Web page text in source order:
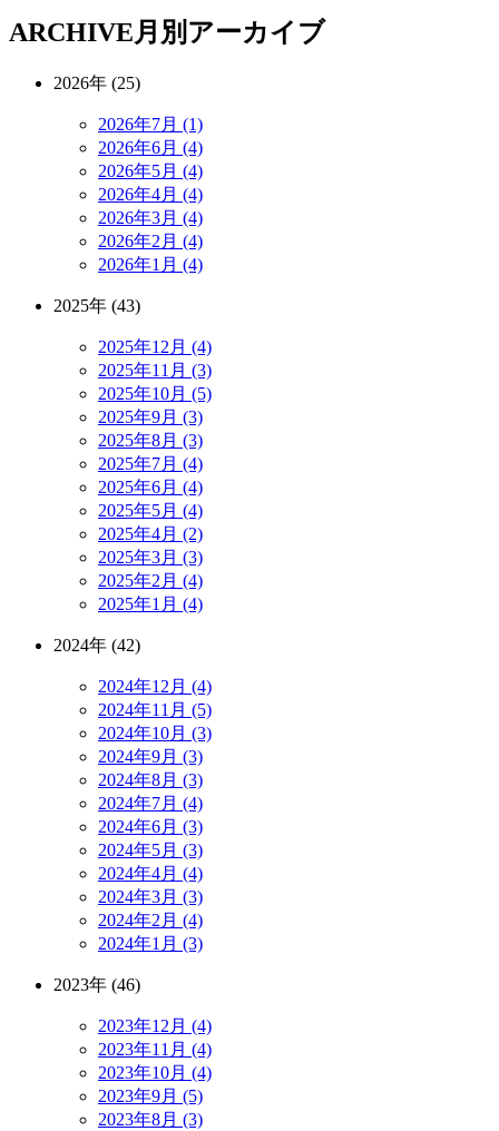
ARCHIVE月別アーカイブ
2026年 (25)
2026年7月 (1)
2026年6月 (4)
2026年5月 (4)
2026年4月 (4)
2026年3月 (4)
2026年2月 (4)
2026年1月 (4)
2025年 (43)
2025年12月 (4)
2025年11月 (3)
2025年10月 (5)
2025年9月 (3)
2025年8月 (3)
2025年7月 (4)
2025年6月 (4)
2025年5月 (4)
2025年4月 (2)
2025年3月 (3)
2025年2月 (4)
2025年1月 (4)
2024年 (42)
2024年12月 (4)
2024年11月 (5)
2024年10月 (3)
2024年9月 (3)
2024年8月 (3)
2024年7月 (4)
2024年6月 (3)
2024年5月 (3)
2024年4月 (4)
2024年3月 (3)
2024年2月 (4)
2024年1月 (3)
2023年 (46)
2023年12月 (4)
2023年11月 (4)
2023年10月 (4)
2023年9月 (5)
2023年8月 (3)